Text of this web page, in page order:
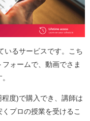
いるサービスです。こち
ォームで、動画でさま
度)で購入でき、講師は
プロの授業を受けるこ